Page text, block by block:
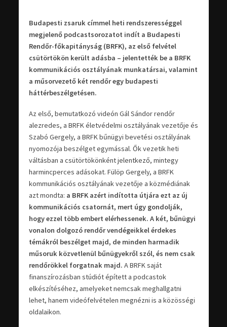
Budapesti zsaruk címmel heti rendszerességgel
megjelenő podcastsorozatot indít a Budapesti
Rendőr-főkapitányság (BRFK), az első felvétel
csütörtökön került adásba – jelentették be a BRFK
kommunikációs osztályának munkatársai, valamint
a műsorvezető két rendőr egy budapesti
háttérbeszélgetésen.
Az első, bemutatkozó videón Gál Sándor rendőr
alezredes, a BRFK életvédelmi osztályának vezetője és
Szabó Gergely, a BRFK bűnügyi bevetési osztályának
nyomozója beszélget egymással. Ők vezetik heti
váltásban a csütörtökönként jelentkező, mintegy
harmincperces adásokat. Fülöp Gergely, a BRFK
kommunikációs osztályának vezetője a közmédiának
azt mondta: a BRFK azért indította útjára ezt az új
kommunikációs csatornát, mert úgy gondolják,
hogy ezzel több embert elérhessenek. A két, bűnügyi
vonalon dolgozó rendőr vendégeikkel érdekes
témákról beszélget majd, de minden harmadik
műsoruk közvetlenül bűnügyekről szól, és nem csak
rendőrökkel forgatnak majd. A BRFK saját
finanszírozásban stúdiót épített a podcastok
elkészítéséhez, amelyeket nemcsak meghallgatni
lehet, hanem videófelvételen megnézni is a közösségi
oldalaikon.